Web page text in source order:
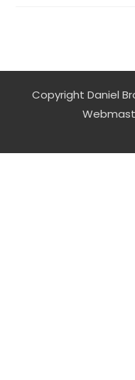
Copyright Daniel